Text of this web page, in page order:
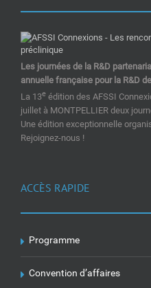
Les journées de la R&D
annuelle française pour la R&D
La 13e édition des AFSSI
juillet à MONTPELLIER deux
Une édition exceptionnelle
Rejoignez-nous !
ACCÈS RAPIDE
Programme
Convention d’affaires